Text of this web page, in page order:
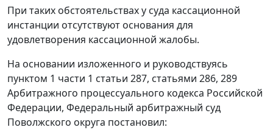
При таких обстоятельствах у суда кассационной
инстанции отсутствуют основания для
удовлетворения кассационной жалобы.
На основании изложенного и руководствуясь
пунктом 1 части 1 статьи 287, статьями 286, 289
Арбитражного процессуального кодекса Российской
Федерации, Федеральный арбитражный суд
Поволжского округа постановил: